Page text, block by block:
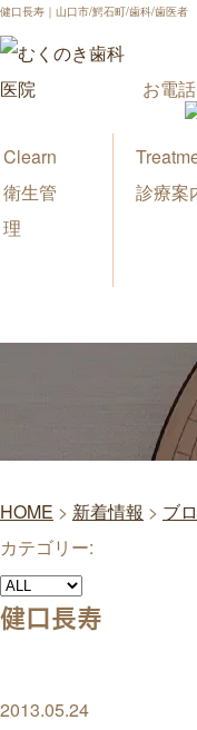
健口長寿｜山口市/鰐石町/歯科/歯医者
お電
Clearn
衛生管
理
診療案
HOME > 新着情報 > ブ
カテゴリー:
健口長寿
2013.05.24